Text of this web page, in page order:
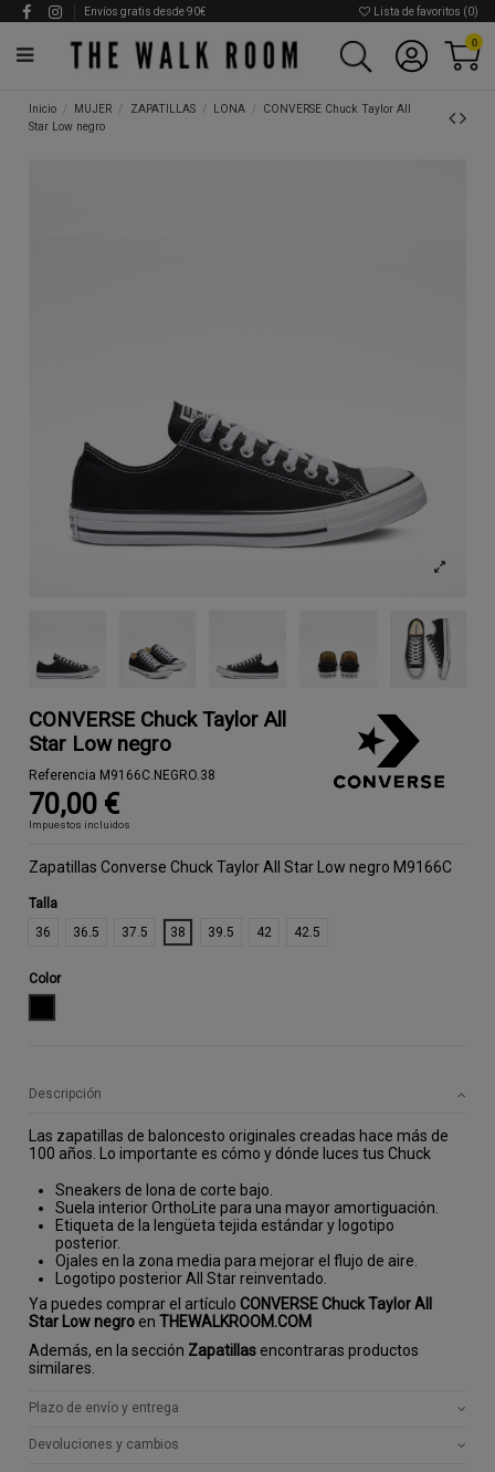
Envíos gratis desde 90€ Lista de favoritos (0)
0
Inicio MUJER ZAPATILLAS LONA
CONVERSE Chuck Taylor All
Star Low negro
CONVERSE Chuck Taylor All
Star Low negro
Referencia M9166C.NEGRO.38
70,00 €
Impuestos incluidos
Zapatillas Converse Chuck Taylor All Star Low negro M9166C
Talla
36
36.5 37.5 38 39.5 42 42.5
Color
Descripción
Las zapatillas de baloncesto originales creadas hace más de
100 años. Lo importante es cómo y dónde luces tus Chuck
Sneakers de lona de corte bajo.
Suela interior OrthoLite para una mayor amortiguación.
Etiqueta de la lengüeta tejida estándar y logotipo
posterior.
Ojales en la zona media para mejorar el flujo de aire.
Logotipo posterior All Star reinventado.
Ya puedes comprar el artículoCONVERSE Chuck Taylor All
Star Low negro enTHEWALKROOM.COM
Además, en la sección Zapatillas encontraras productos
similares.
Plazo de envío y entrega
Devoluciones y cambios